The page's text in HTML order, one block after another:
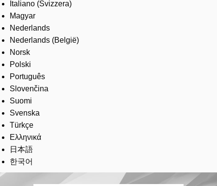
Italiano (Svizzera)
Magyar
Nederlands
Nederlands (België)
Norsk
Polski
Português
Slovenčina
Suomi
Svenska
Türkçe
Ελληνικά
日本語
한국어